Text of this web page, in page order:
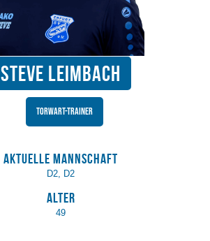
Steve Leimbach
Torwart-Trainer
Aktuelle Mannschaft
D2, D2
Alter
49